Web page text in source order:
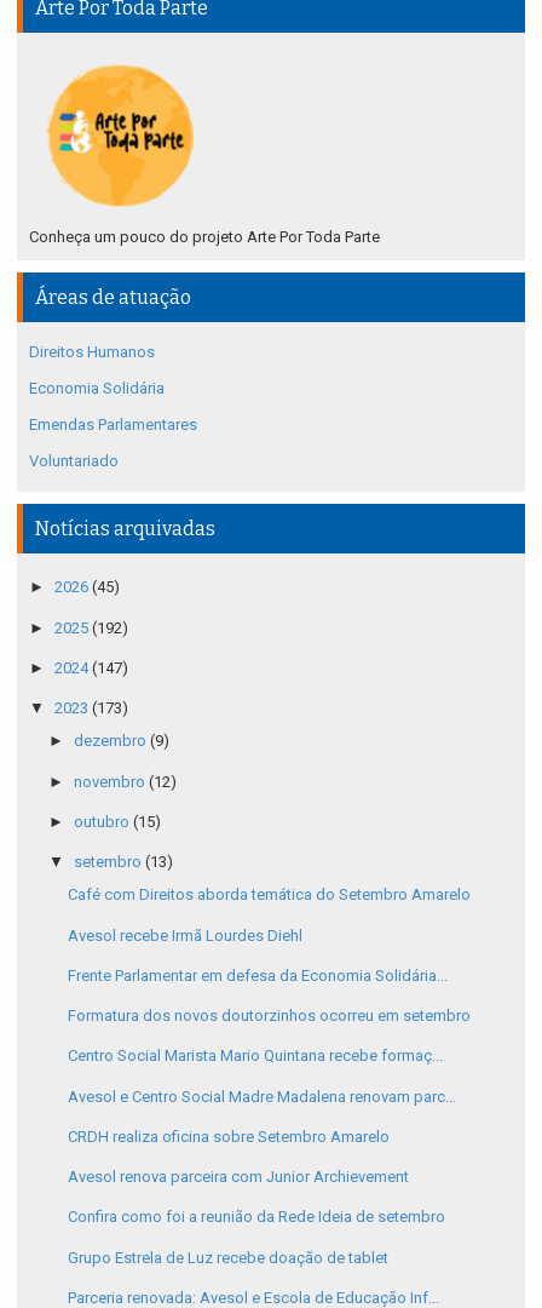
Arte Por Toda Parte
Conheça um pouco do projeto Arte Por Toda Parte
Áreas de atuação
Direitos Humanos
Economia Solidária
Emendas Parlamentares
Voluntariado
Notícias arquivadas
► 2026 (45)
► 2025 (192)
► 2024(147)
▼ 2023 (173)
► dezembro (9)
► novembro (12)
► outubro (15)
▼ setembro (13)
Café com Direitos aborda temática do Setembro Amarelo
Avesol recebe Irmã Lourdes Diehl
Frente Parlamentar em defesa da Economia Solidária...
Formatura dos novos doutorzinhos ocorreu em setembro
Centro Social Marista Mario Quintana recebe formaç...
Avesol e Centro Social Madre Madalena renovam parc...
CRDH realiza oficina sobre Setembro Amarelo
Avesol renova parceira com Junior Archievement
Confira como foi a reunião da Rede Ideia de setembro
Grupo Estrela de Luz recebe doação de tablet
Parceria renovada: Avesol e Escola de Educação Inf...